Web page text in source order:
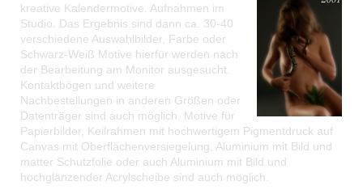
kreative Kalendermotive. Aufnahmen im
Studio. Das Ergebnis sind dann ca. 30-40
verschiedene Auswahlbilder, Farbe oder
Schwarz-Weiß Motive hierfür werden nach
der Bearbeitung am Monitor ausgesucht.
Kontaktbögen und weitere
Nachbestellungen in anderen Größen oder
Datenträger sind auch möglich. Motive für
Papierbilder, Keilrahmen mit hochwertigem Pigmentdruck auf
Canvas mit Oberflächenversiegelung, Aluminium mit Bild und
matter Schutzfolie oder auch Aluminium mit Bild und
hochglänzender Acrylscheibe sind auch möglich.